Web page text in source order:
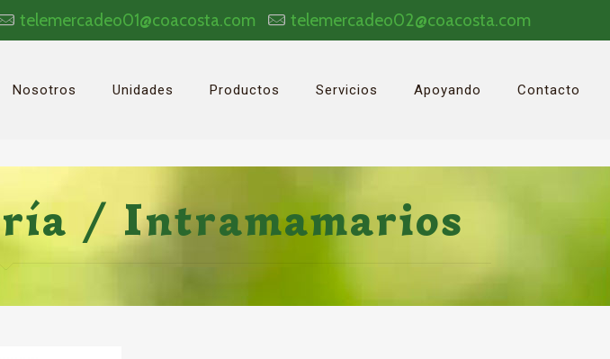
telemercadeo01@coacosta.com telemercadeo02@coacosta.com
Nosotros Unidades Productos Servicios Apoyando Contacto
/ Intramamarios